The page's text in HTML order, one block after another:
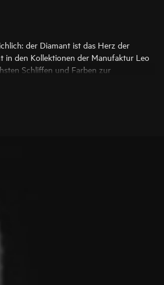
der Diamant ist das Herz der
in den Kollektionen der Manufaktur Leo
Schliffen und Farben zur
auf die Spitze treiben. Es werden